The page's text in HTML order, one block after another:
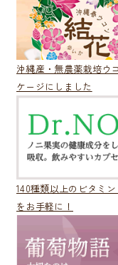
沖縄産・無農薬栽培ウ
ケージにしました
140種類以上のビタミ
をお手軽に！